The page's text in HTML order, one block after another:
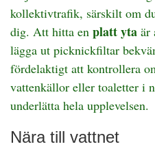
kollektivtrafik, särskilt om
dig. Att hitta en platt yta är
lägga ut picknickfiltar
fördelaktigt att kontrollera
vattenkällor eller toaletter i
underlätta hela upplevelsen.
Nära till vattnet